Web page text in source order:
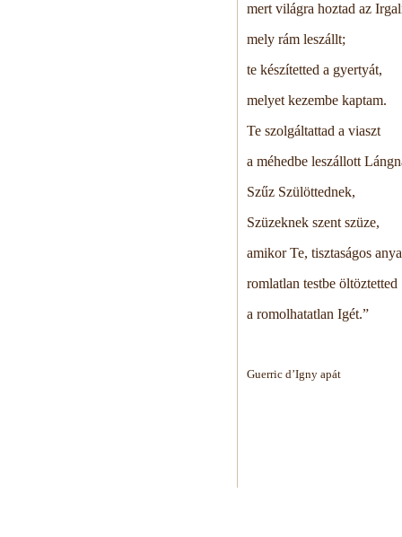
mert világra hoztad az
mely rám leszállt;
te készítetted a gyertyát,
melyet kezembe kaptam.
Te szolgáltattad a viaszt
a méhedbe leszállott
Szűz Szülöttednek,
Szüzeknek szent szüze,
amikor Te, tisztaságos anya
romlatlan testbe öltöztetted
a romolhatatlan Igét.”
Guerric d’Igny apát